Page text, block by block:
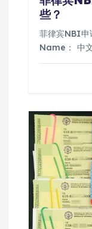
些？
菲律宾NBI申
Name： 中